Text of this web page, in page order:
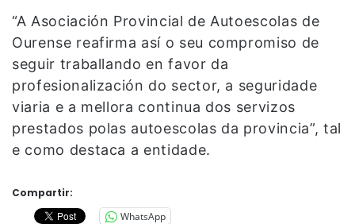
“A Asociación Provincial de Autoescolas de
Ourense reafirma así o seu compromiso de
seguir traballando en favor da
profesionalización do sector, a seguridade
viaria e a mellora continua dos servizos
prestados polas autoescolas da provincia”, tal
e como destaca a entidade.
Compartir:
WhatsApp